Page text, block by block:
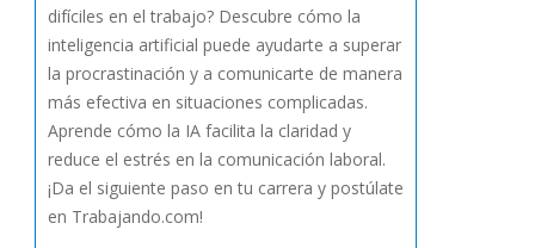
difíciles en el trabajo? Descubre cómo la
inteligencia artificial puede ayudarte a superar
la procrastinación y a comunicarte de manera
más efectiva en situaciones complicadas.
Aprende cómo la IA facilita la claridad y
reduce el estrés en la comunicación laboral.
¡Da el siguiente paso en tu carrera y postúlate
en Trabajando.com!